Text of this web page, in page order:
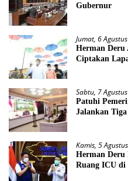
Gubernur
Jumat, 6
Herman Deru
Ciptakan
Sabtu, 7
Patuhi
Jalankan
Kamis, 5
Herman Deru
Ruang ICU di